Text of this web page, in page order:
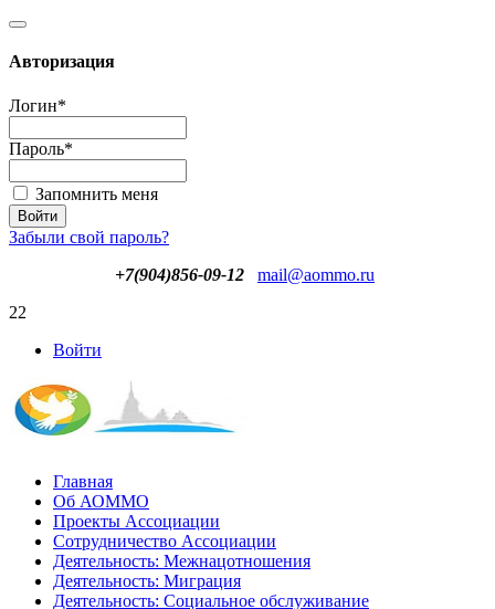
Авторизация
Логин*
Пароль*
Запомнить меня
Забыли свой пароль?
+7(904)856-09-12
mail@aommo.ru
22
Войти
Главная
Об АОММО
Проекты Ассоциации
Сотрудничество Ассоциации
Деятельность: Межнацотношения
Деятельность: Миграция
Деятельность: Социальное обслуживание